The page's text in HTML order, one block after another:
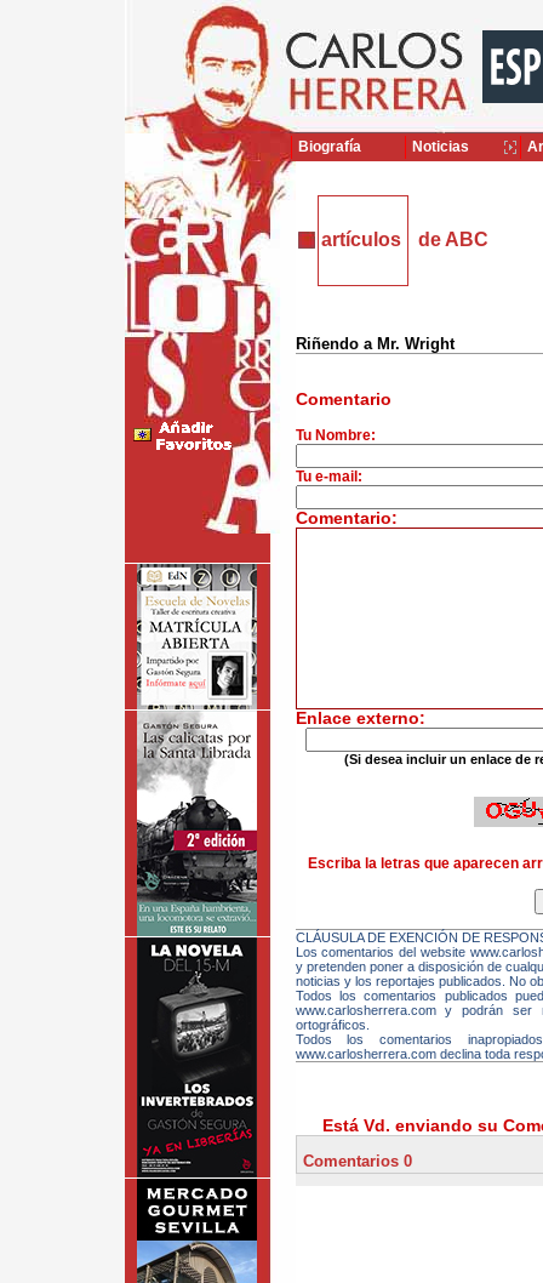
artículos de ABC
Riñendo a Mr. Wright
Comentario
Tu Nombre:
Tu e-mail:
Comentario:
Enlace externo:
(Si desea incluir un enlace de
Escriba la letras que aparecen
CLÁUSULA DE EXENCIÓN DE
Los comentarios del website
y pretenden poner a disposición de
noticias y los reportajes publicados. No
Todos los comentarios publicados
www.carlosherrera.com y podrán
ortográficos.
Todos los comentarios
www.carlosherrera.com declina toda
Está Vd. enviando su
Comentarios 0
Biografía Noticias